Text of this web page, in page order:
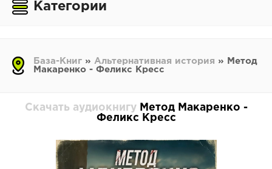
Категории
База-Книг » Альтернативная история » Метод
Макаренко - Феликс Кресс
Скачать аудиокнигу Метод Макаренко -
Феликс Кресс